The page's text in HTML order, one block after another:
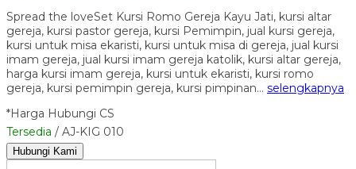
Spread the loveSet Kursi Romo Gereja Kayu Jati, kursi altar
gereja, kursi pastor gereja, kursi Pemimpin, jual kursi gereja,
kursi untuk misa ekaristi, kursi untuk misa di gereja, jual kursi
imam gereja, jual kursi imam gereja katolik, kursi altar gereja,
harga kursi imam gereja, kursi untuk ekaristi, kursi romo
gereja, kursi pemimpin gereja, kursi pimpinan… selengkapnya
*Harga Hubungi CS
Tersedia / AJ-KIG 010
Hubungi Kami